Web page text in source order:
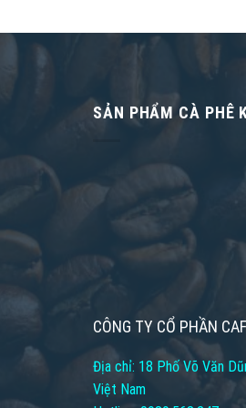
SẢN PHẨM CÀ PHÊ
CÔNG TY CỔ PHẦN
Địa chỉ: 18 Phố Võ Văn
Việt Nam